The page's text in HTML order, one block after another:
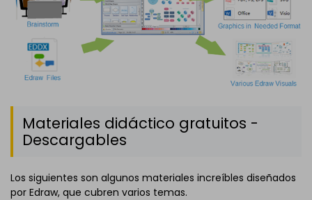
Materiales didáctico gratuitos -
Descargables
Los siguientes son algunos materiales increíbles diseñados
por Edraw, que cubren varios temas.